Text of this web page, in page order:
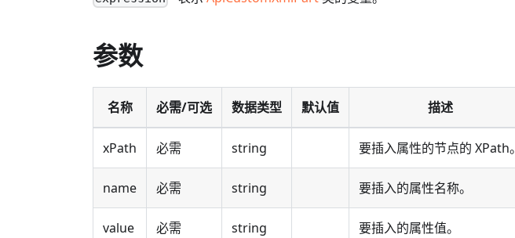
参数
名称 必需/可选 数据类型 默认值 描述
xPath 必需 string 要插入属性的节点的 XPath。
name 必需 string 要插入的属性名称。
value 必需 string 要插入的属性值。